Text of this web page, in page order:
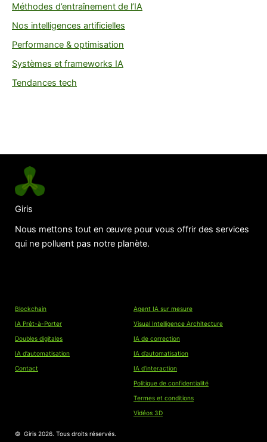
Méthodes d’entraînement de l’IA
Nos intelligences artificielles
Performance & optimisation
Systèmes et frameworks IA
Tendances tech
Giris
Nous mettons tout en œuvre pour vous offrir des services
qui ne polluent pas notre planète.
Blockchain
IA Prêt-à-Porter
Doubles digitales
IA d’automatisation
Contact
Agent IA sur mesure
Visual Intelligence Architecture
IA de correction
IA d’automatisation
IA d’interaction
Politique de confidentialité
Termes et conditions
Vidéos 3D
© Giris 2026. Tous droits réservés.